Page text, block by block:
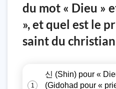
du mot « Dieu »
», et quel est le
saint du
1
신 (Shin) pour «
(Gidohad pour «